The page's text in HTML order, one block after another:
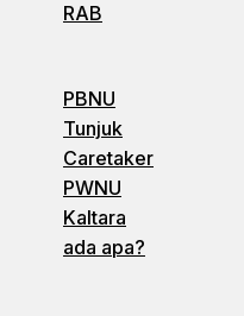
RAB
PBNU
Tunjuk
Caretaker
PWNU
Kaltara
ada apa?